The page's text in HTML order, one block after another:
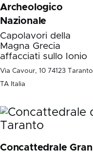
Archeologico
Nazionale
Capolavori della
Magna Grecia
affacciati sullo Ionio
Via Cavour, 10 74123 Taranto
TA Italia
Concattedrale Gran